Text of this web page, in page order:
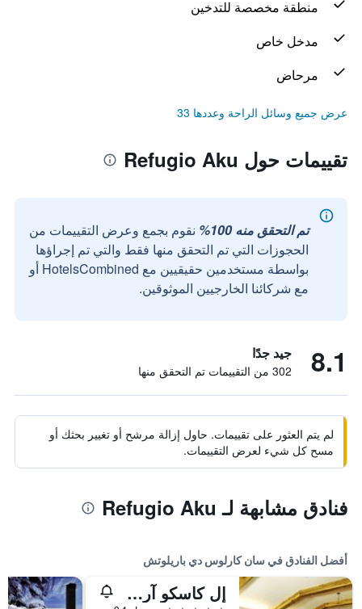
منطقة مخصصة للتدخين
مدخل خاص
مرحاض
عرض جميع وسائل الراحة وعددها 33
تقييمات حول Refugio Aku
تم التحقق منه 100%
نقوم بجمع وعرض التقييمات من
الحجوزات التي تم التحقق منها فقط والتي تم إجراؤها
بواسطة مستخدمين حقيقيين مع HotelsCombined أو
مع شركائنا الخارجيين الموثوقين.
8.1 جيد جدًا
302 من التقييمات تم التحقق منها
لم يتم العثور على تقييمات. حاول إزالة مرشح أو تغيير بحثك أو
مسح كل شيء لعرض التقييمات.
فنادق مشابهة لـ Refugio Aku
أفضل الفنادق في سان كارلوس دي باريلوتش
إل كاسكو آرت هوتل